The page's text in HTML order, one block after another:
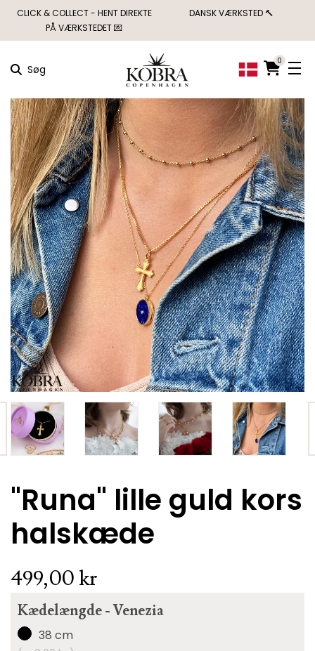
CLICK & COLLECT - HENT DIREKTE
PÅ VÆRKSTEDET 💌
DANSK VÆRKSTED 🔨
Søg 0
MÅSKE KUNNE
NOGLE AF DISSE
PRODUKTER HAVE
DIN INTERESSE?
×
Chloe forgyldt 18 karat bogstav vedhæng
99,00 kr.
"Runa" lille guld kors
halskæde
499,00 kr
Kædelængde - Venezia
38 cm